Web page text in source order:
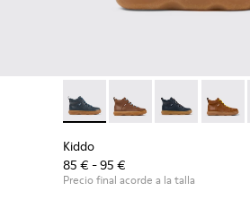
de piel y nobuk para niños
001 Kiddo - K900189-008 -
Kiddo - K900189-028
Kiddo - Kiddo
Kiddo
85 € - 95 €
Precio final acorde a la talla